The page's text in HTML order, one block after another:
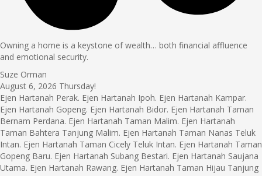
Owning a home is a keystone of wealth… both financial affluence
and emotional security.
Suze Orman
August 6, 2026 Thursday!
Ejen Hartanah Perak. Ejen Hartanah Ipoh. Ejen Hartanah Kampar.
Ejen Hartanah Gopeng. Ejen Hartanah Bidor. Ejen Hartanah Taman
Bernam Perdana. Ejen Hartanah Taman Malim. Ejen Hartanah
Taman Bahtera Tanjung Malim. Ejen Hartanah Taman Nanas Teluk
Intan. Ejen Hartanah Taman Cicely Teluk Intan. Ejen Hartanah Taman
Gopeng Baru. Ejen Hartanah Subang Bestari. Ejen Hartanah Saujana
Utama. Ejen Hartanah Rawang. Ejen Hartanah Taman Hijau Tanjung